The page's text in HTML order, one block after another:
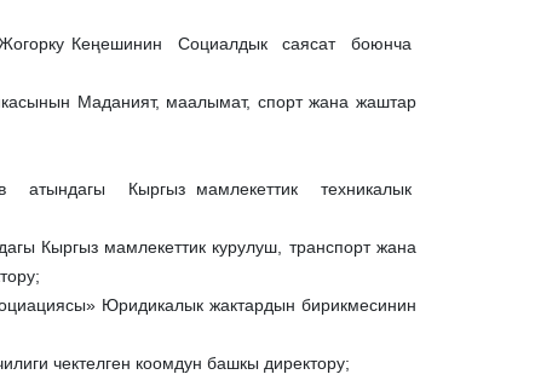
Кеңешинин Социалдык саясат боюнча
Маданият, маалымат, спорт жана жаштар
Кыргыз мамлекеттик техникалык
Кыргыз мамлекеттик курулуш, транспорт жана
Юридикалык жактардын бирикмесинин
чектелген коомдун башкы директору;